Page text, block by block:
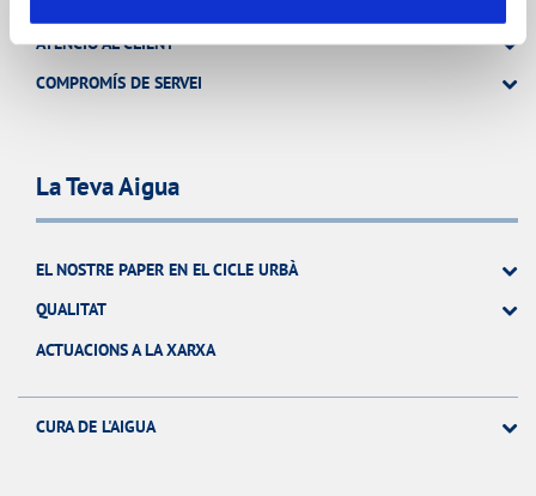
ATENCIÓ AL CLIENT
COMPROMÍS DE SERVEI
La Teva Aigua
EL NOSTRE PAPER EN EL CICLE URBÀ
QUALITAT
ACTUACIONS A LA XARXA
CURA DE L'AIGUA